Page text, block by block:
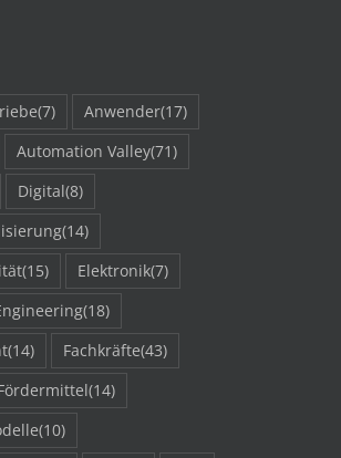
(7) Anwender(17)
Automation Valley(71)
Digital(8)
(14)
(15) Elektronik(7)
(18)
(14) Fachkräfte(43)
(14)
(10)